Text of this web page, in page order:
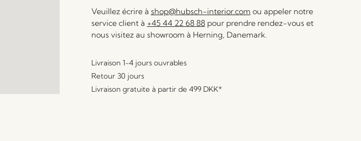
Veuillez écrire à shop@hubsch-interior.com ou appeler notre
service client à +45 44 22 68 88pour prendre rendez-vous et
nous visitez au showroom à Herning, Danemark.
Livraison 1-4 jours ouvrables
Retour 30 jours
Livraison gratuite à partir de 499 DKK*